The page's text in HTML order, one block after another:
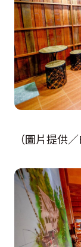
（圖片提供